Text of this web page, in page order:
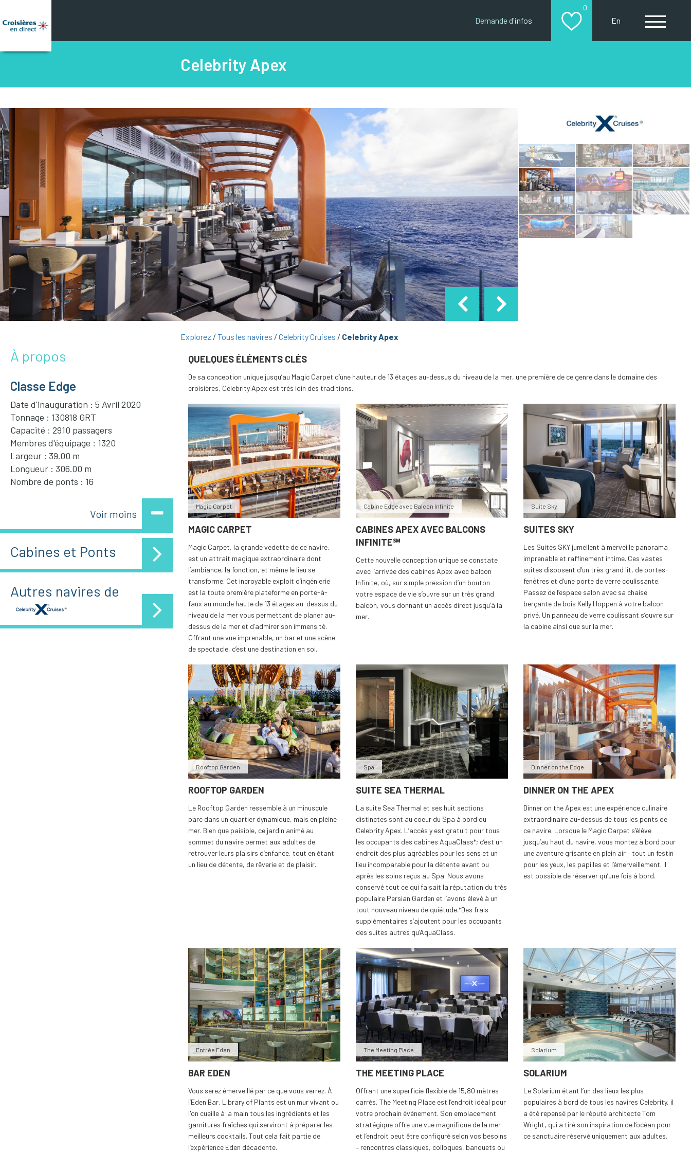
Demande d'infos
0
En
Celebrity Apex
Explorez Tous les navires Celebrity Cruises Celebrity Apex
À propos
Classe Edge
Date d'inauguration : 5 Avril 2020
Tonnage : 130818 GRT
Capacité : 2910 passagers
Membres d'équipage : 1320
Largeur : 39.00 m
Longueur : 306.00 m
Nombre de ponts : 16
Voir moins
Cabines et Ponts
Autres navires de
QUELQUES ÉLÉMENTS CLÉS
De sa conception unique jusqu’au Magic Carpet d’une hauteur de 13 étages au-dessus du niveau de la mer, une première de ce genre dans le domaine des
croisières, Celebrity Apex est très loin des traditions.
Magic Carpet
MAGIC CARPET
Magic Carpet, la grande vedette de ce navire,
est un attrait magique extraordinaire dont
l’ambiance, la fonction, et même le lieu se
transforme. Cet incroyable exploit d’ingénierie
est la toute première plateforme en porte-à-
faux au monde haute de 13 étages au-dessus du
niveau de la mer vous permettant de planer au-
dessus de la mer et d’admirer son immensité.
Offrant une vue imprenable, un bar et une scène
de spectacle, c’est une destination en soi.
Cabine Edge avec Balcon Infinite
CABINES APEX AVEC BALCONS
INFINITE℠
Cette nouvelle conception unique se constate
avec l’arrivée des cabines Apex avec balcon
Infinite, où, sur simple pression d’un bouton
votre espace de vie s’ouvre sur un très grand
balcon, vous donnant un accès direct jusqu’à la
mer.
Suite Sky
SUITES SKY
Les Suites SKY jumellent à merveille panorama
imprenable et raffinement intime. Ces vastes
suites disposent d’un très grand lit, de portes-
fenêtres et d’une porte de verre coulissante.
Passez de l’espace salon avec sa chaise
berçante de bois Kelly Hoppen à votre balcon
privé. Un panneau de verre coulissant s’ouvre sur
la cabine ainsi que sur la mer.
Rooftop Garden
ROOFTOP GARDEN
Le Rooftop Garden ressemble à un minuscule
parc dans un quartier dynamique, mais en pleine
mer. Bien que paisible, ce jardin animé au
sommet du navire permet aux adultes de
retrouver leurs plaisirs d’enfance, tout en étant
un lieu de détente, de rêverie et de plaisir.
Spa
SUITE SEA THERMAL
La suite Sea Thermal et ses huit sections
distinctes sont au coeur du Spa à bord du
Celebrity Apex. L’accès y est gratuit pour tous
les occupants des cabines AquaClass*; c’est un
endroit des plus agréables pour les sens et un
lieu incomparable pour la détente avant ou
après les soins reçus au Spa. Nous avons
conservé tout ce qui faisait la réputation du très
populaire Persian Garden et l’avons élevé à un
tout nouveau niveau de quiétude.*Des frais
supplémentaires s’ajoutent pour les occupants
des suites autres qu’AquaClass.
Dinner on the Edge
DINNER ON THE APEX
Dinner on the Apex est une expérience culinaire
extraordinaire au-dessus de tous les ponts de
ce navire. Lorsque le Magic Carpet s’élève
jusqu’au haut du navire, vous montez à bord pour
une aventure grisante en plein air – tout un festin
pour les yeux, les papilles et l’émerveillement. Il
est possible de réserver qu’une fois à bord.
Entrée Eden
BAR EDEN
Vous serez émerveillé par ce que vous verrez. À
l’Eden Bar, Library of Plants est un mur vivant ou
l'on cueille à la main tous les ingrédients et les
garnitures fraîches qui serviront à préparer les
meilleurs cocktails. Tout cela fait partie de
l’expérience Eden décadente.
The Meeting Place
THE MEETING PLACE
Offrant une superficie flexible de 15,80 mètres
carrés, The Meeting Place est l’endroit idéal pour
votre prochain événement. Son emplacement
stratégique offre une vue magnifique de la mer
et l’endroit peut être configuré selon vos besoins
– rencontres classiques, colloques, banquets ou
Solarium
SOLARIUM
Le Solarium étant l’un des lieux les plus
populaires à bord de tous les navires Celebrity, il
a été repensé par le réputé architecte Tom
Wright, qui a tiré son inspiration de l’océan pour
ce sanctuaire réservé uniquement aux adultes.